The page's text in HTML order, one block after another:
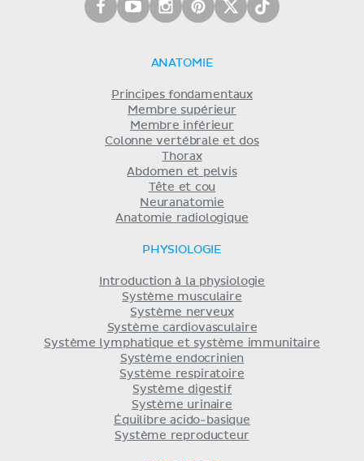
ANATOMIE
Principes fondamentaux
Membre supérieur
Membre inférieur
Colonne vertébrale et dos
Thorax
Abdomen et pelvis
Tête et cou
Neuranatomie
Anatomie radiologique
PHYSIOLOGIE
Introduction à la physiologie
Système musculaire
Système nerveux
Système cardiovasculaire
Système lymphatique et système immunitaire
Système endocrinien
Système respiratoire
Système digestif
Système urinaire
Équilibre acido-basique
Système reproducteur